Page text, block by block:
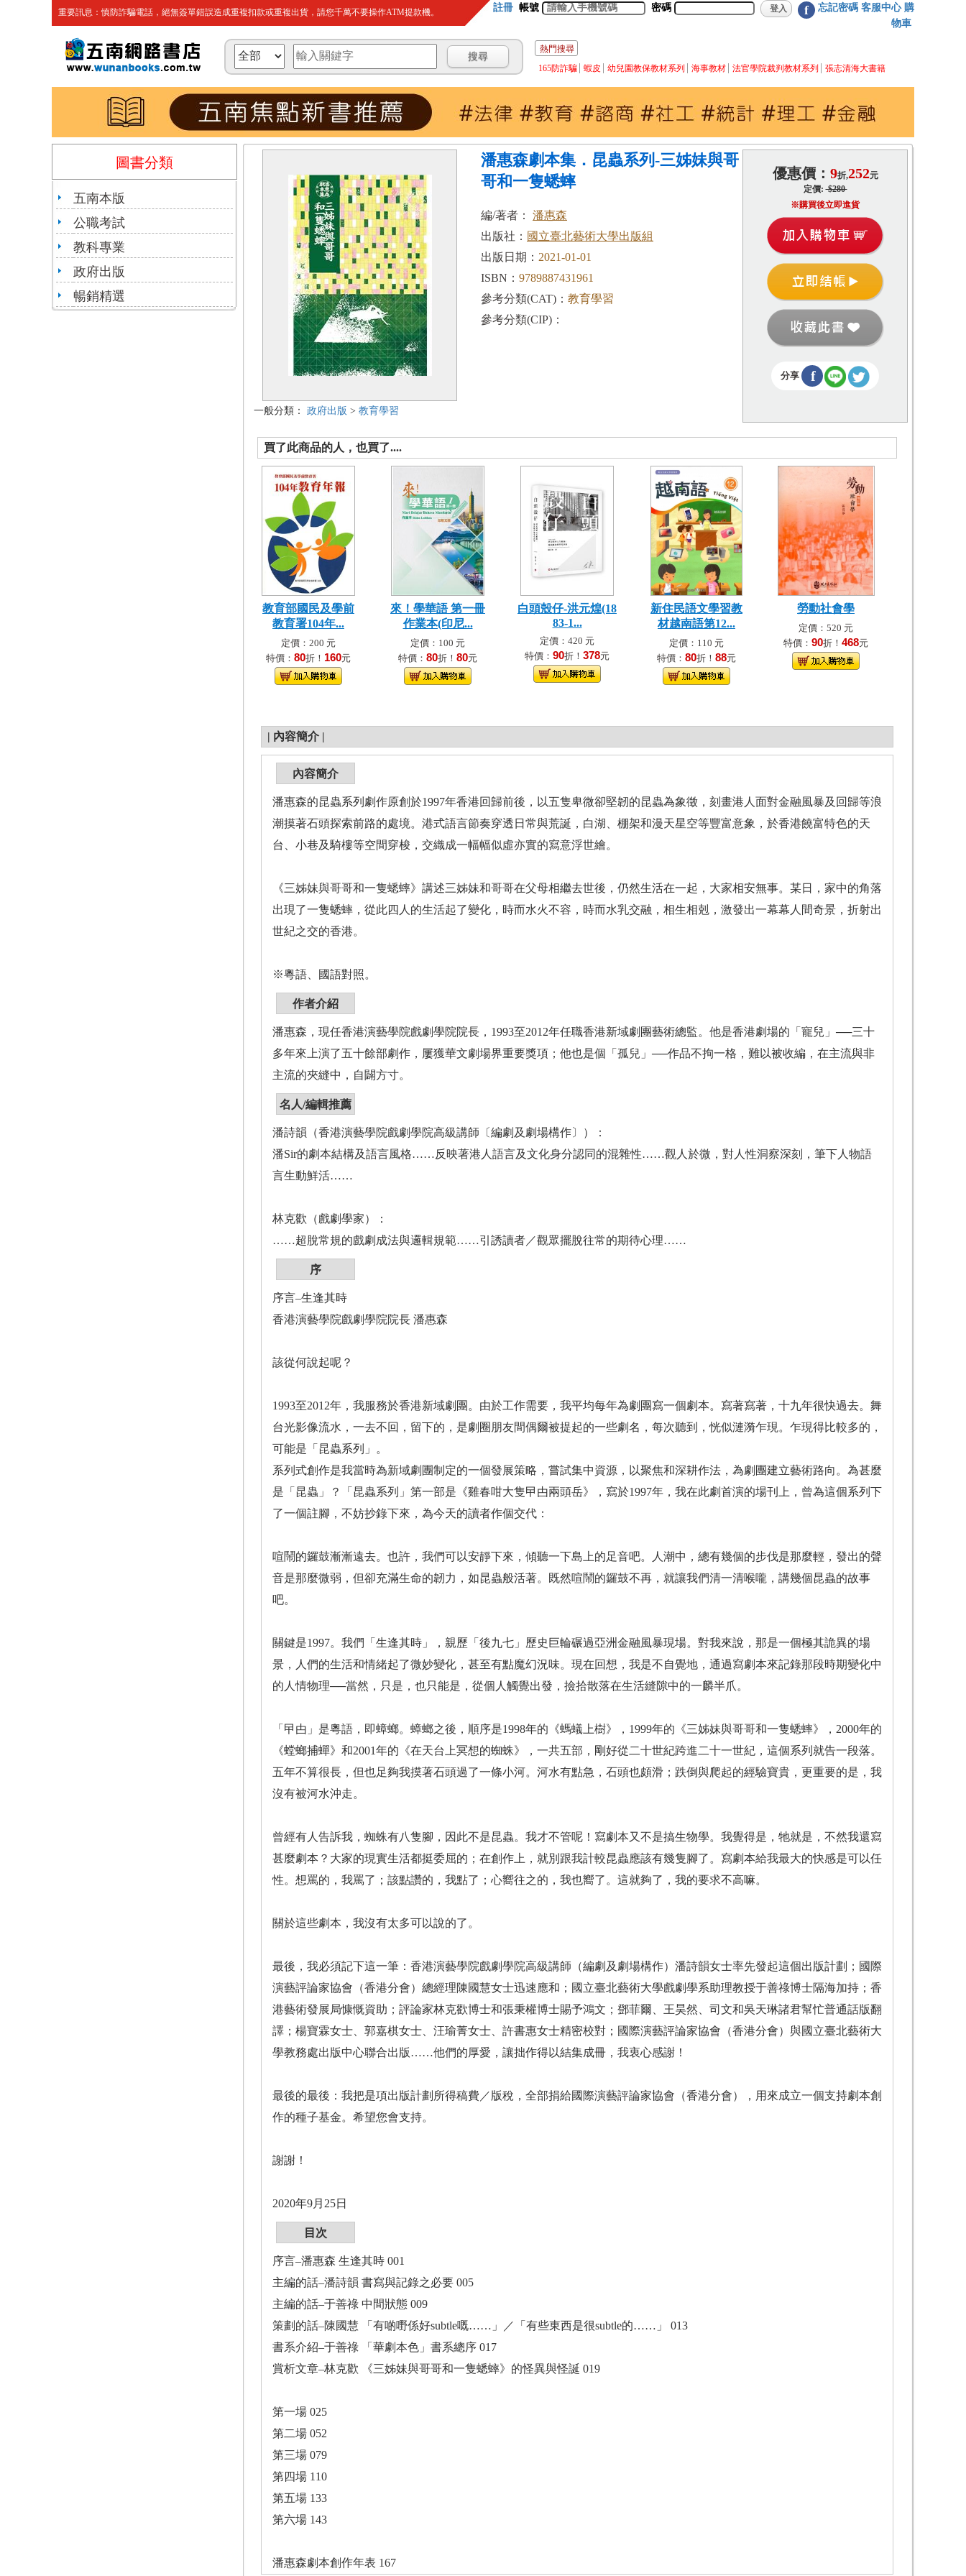
重要訊息：慎防詐騙電話，絕無簽單錯誤造成重複扣款或重複出貨，請您千萬不要操作ATM提款機。 註冊 帳號 密碼 f 忘記密碼 客服中心 購
物車
熱門搜尋
165防詐騙
蝦皮 幼兒園教保教材系列 海事教材 法官學院裁判教材系列 張志清海大書籍
圖書分類
五南本版
公職考試
教科專業
政府出版
暢銷精選
一般分類： 政府出版 > 教育學習
潘惠森劇本集．昆蟲系列-三姊妹與哥
哥和一隻蟋蟀
編/著者： 潘惠森
出版社： 國立臺北藝術大學出版組
出版日期： 2021-01-01
ISBN： 9789887431961
參考分類(CAT)： 教育學習
參考分類(CIP)：
優惠價： 9折,252元
定價:$280
※購買後立即進貨
分享 f
買了此商品的人，也買了....
教育部國民及學前
教育署104年...
定價：200 元
特價： 80折！ 160元
來！學華語 第一冊
作業本(印尼...
定價：100 元
特價： 80折！ 80元
白頭殼仔-洪元煌(18
83-1...
定價：420 元
特價： 90折！ 378元
新住民語文學習教
材越南語第12...
定價：110 元
特價： 80折！ 88元
勞動社會學
定價：520 元
特價： 90折！ 468元
| 內容簡介 |
內容簡介
潘惠森的昆蟲系列劇作原創於1997年香港回歸前後，以五隻卑微卻堅韌的昆蟲為象徵，刻畫港人面對金融風暴及回歸等浪
潮摸著石頭探索前路的處境。港式語言節奏穿透日常與荒誕，白湖、棚架和漫天星空等豐富意象，於香港饒富特色的天
台、小巷及騎樓等空間穿梭，交織成一幅幅似虛亦實的寫意浮世繪。
《三姊妹與哥哥和一隻蟋蟀》講述三姊妹和哥哥在父母相繼去世後，仍然生活在一起，大家相安無事。某日，家中的角落
出現了一隻蟋蟀，從此四人的生活起了變化，時而水火不容，時而水乳交融，相生相剋，激發出一幕幕人間奇景，折射出
世紀之交的香港。
※粵語、國語對照。
作者介紹
潘惠森，現任香港演藝學院戲劇學院院長，1993至2012年任職香港新域劇團藝術總監。他是香港劇場的「寵兒」──三十
多年來上演了五十餘部劇作，屢獲華文劇場界重要獎項；他也是個「孤兒」──作品不拘一格，難以被收編，在主流與非
主流的夾縫中，自闢方寸。
名人/編輯推薦
潘詩韻（香港演藝學院戲劇學院高級講師〔編劇及劇場構作〕）：
潘Sir的劇本結構及語言風格……反映著港人語言及文化身分認同的混雜性……觀人於微，對人性洞察深刻，筆下人物語
言生動鮮活……
林克歡（戲劇學家）：
……超脫常規的戲劇成法與邏輯規範……引誘讀者／觀眾擺脫往常的期待心理……
序
序言–生逢其時
香港演藝學院戲劇學院院長 潘惠森
該從何說起呢？
1993至2012年，我服務於香港新域劇團。由於工作需要，我平均每年為劇團寫一個劇本。寫著寫著，十九年很快過去。舞
台光影像流水，一去不回，留下的，是劇圈朋友間偶爾被提起的一些劇名，每次聽到，恍似漣漪乍現。乍現得比較多的，
可能是「昆蟲系列」。
系列式創作是我當時為新域劇團制定的一個發展策略，嘗試集中資源，以聚焦和深耕作法，為劇團建立藝術路向。為甚麼
是「昆蟲」？「昆蟲系列」第一部是《雞春咁大隻曱甴兩頭岳》，寫於1997年，我在此劇首演的場刊上，曾為這個系列下
了一個註腳，不妨抄錄下來，為今天的讀者作個交代：
喧鬧的鑼鼓漸漸遠去。也許，我們可以安靜下來，傾聽一下島上的足音吧。人潮中，總有幾個的步伐是那麼輕，發出的聲
音是那麼微弱，但卻充滿生命的韌力，如昆蟲般活著。既然喧鬧的鑼鼓不再，就讓我們清一清喉嚨，講幾個昆蟲的故事
吧。
關鍵是1997。我們「生逢其時」，親歷「後九七」歷史巨輪碾過亞洲金融風暴現場。對我來說，那是一個極其詭異的場
景，人們的生活和情緒起了微妙變化，甚至有點魔幻況味。現在回想，我是不自覺地，通過寫劇本來記錄那段時期變化中
的人情物理──當然，只是，也只能是，從個人觸覺出發，撿拾散落在生活縫隙中的一麟半爪。
「曱甴」是粵語，即蟑螂。蟑螂之後，順序是1998年的《螞蟻上樹》，1999年的《三姊妹與哥哥和一隻蟋蟀》，2000年的
《螳螂捕蟬》和2001年的《在天台上冥想的蜘蛛》，一共五部，剛好從二十世紀跨進二十一世紀，這個系列就告一段落。
五年不算很長，但也足夠我摸著石頭過了一條小河。河水有點急，石頭也頗滑；跌倒與爬起的經驗寶貴，更重要的是，我
沒有被河水沖走。
曾經有人告訴我，蜘蛛有八隻腳，因此不是昆蟲。我才不管呢！寫劇本又不是搞生物學。我覺得是，牠就是，不然我還寫
甚麼劇本？大家的現實生活都挺委屈的；在創作上，就別跟我計較昆蟲應該有幾隻腳了。寫劇本給我最大的快感是可以任
性。想罵的，我罵了；該點讚的，我點了；心嚮往之的，我也嚮了。這就夠了，我的要求不高嘛。
關於這些劇本，我沒有太多可以說的了。
最後，我必須記下這一筆：香港演藝學院戲劇學院高級講師（編劇及劇場構作）潘詩韻女士率先發起這個出版計劃；國際
演藝評論家協會（香港分會）總經理陳國慧女士迅速應和；國立臺北藝術大學戲劇學系助理教授于善祿博士隔海加持；香
港藝術發展局慷慨資助；評論家林克歡博士和張秉權博士賜予鴻文；鄧菲爾、王昊然、司文和吳天琳諸君幫忙普通話版翻
譯；楊寶霖女士、郭嘉棋女士、汪瑜菁女士、許書惠女士精密校對；國際演藝評論家協會（香港分會）與國立臺北藝術大
學教務處出版中心聯合出版……他們的厚愛，讓拙作得以結集成冊，我衷心感謝！
最後的最後：我把是項出版計劃所得稿費／版稅，全部捐給國際演藝評論家協會（香港分會），用來成立一個支持劇本創
作的種子基金。希望您會支持。
謝謝！
2020年9月25日
目次
序言–潘惠森 生逢其時 001
主編的話–潘詩韻 書寫與記錄之必要 005
主編的話–于善祿 中間狀態 009
策劃的話–陳國慧 「有啲嘢係好subtle嘅……」／「有些東西是很subtle的……」 013
書系介紹–于善祿 「華劇本色」書系總序 017
賞析文章–林克歡 《三姊妹與哥哥和一隻蟋蟀》的怪異與怪誕 019
第一場 025
第二場 052
第三場 079
第四場 110
第五場 133
第六場 143
潘惠森劇本創作年表 167